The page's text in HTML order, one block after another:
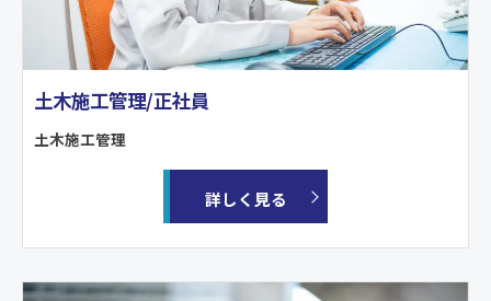
土木施工管理/正社員
土木施工管理
詳しく見る